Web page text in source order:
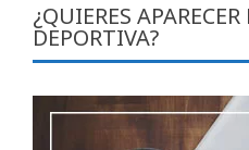
¿QUIERES
DEPORTIVA?